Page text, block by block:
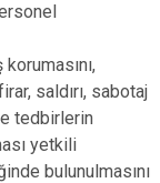
saldırı, sabotaj
tedbirlerin
yetkili
bulunulmasını